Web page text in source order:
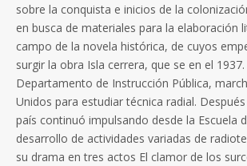
sobre la conquista e inicios de la
en busca de materiales para la elaboración
campo de la novela histórica, de cuyos
surgir la obra Isla cerrera, que se en el
Departamento de Instrucción Pública,
Unidos para estudiar técnica radial.
país continuó impulsando desde la Escuela
desarrollo de actividades variadas de
su drama en tres actos El clamor de los